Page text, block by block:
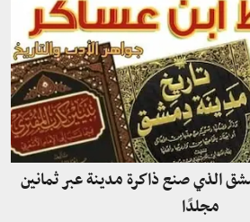
الذي صنع ذاكرة مدينة عبر ثمانين
مجلدًا